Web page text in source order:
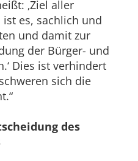
‚Ziel aller
es, sachlich und
und damit zur
der Bürger- und
Dies ist verhindert
sich die
des